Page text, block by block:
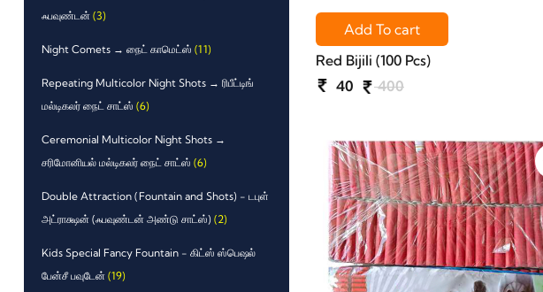
ஃபவுண்டன் (3)
Night Comets → நைட் காமெட்ஸ் (11)
Repeating Multicolor Night Shots → ரிபீட்டிங்
மல்டிகலர் நைட் சாட்ஸ் (6)
Ceremonial Multicolor Night Shots →
சரிமோனியல் மல்டிகலர் நைட் சாட்ஸ் (6)
Double Attraction (Fountain and Shots) - டபுள்
அட்ராக்ஷன் (ஃபவுண்டன் அண்டு சாட்ஸ்) (2)
Kids Special Fancy Fountain - கிட்ஸ் ஸ்பெஷல்
பேன்சீ பவுடேன் (19)
Add To cart
Red Bijili (100 Pcs)
40
400